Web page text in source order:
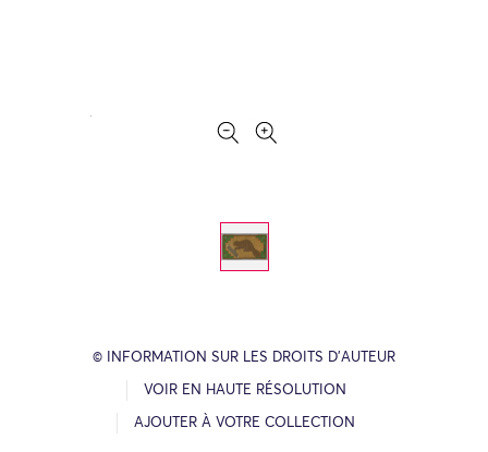
© INFORMATION SUR LES DROITS D’AUTEUR
VOIR EN HAUTE RÉSOLUTION
AJOUTER À VOTRE COLLECTION